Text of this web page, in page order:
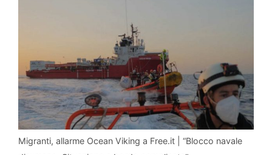
Migranti, allarme Ocean Viking a Free.it | “Blocco navale